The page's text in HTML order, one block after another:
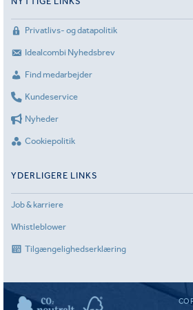
Privatlivs- og datapolitik
Idealcombi Nyhedsbrev
Find medarbejder
Kundeservice
Nyheder
Cookiepolitik
YDERLIGERE LINKS
Job & karriere
Whistleblower
Tilgængelighedserklæring